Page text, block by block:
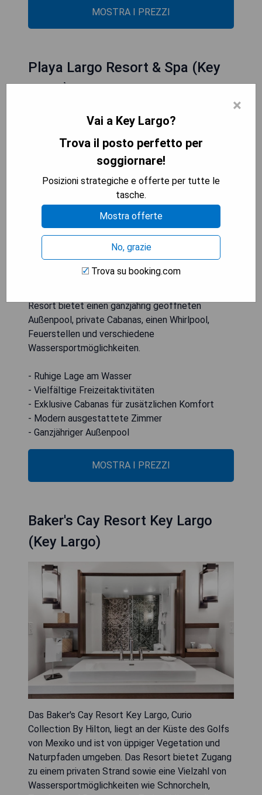
MOSTRA I PREZZI
Playa Largo Resort & Spa (Key
Largo)
Das Playa Largo Resort & Spa, Autograph
Collection, befindet sich auf 14,5 privaten
Resort bietet einen ganzjährig geöffneten
Außenpool, private Cabanas, einen Whirlpool,
Feuerstellen und verschiedene
Wassersportmöglichkeiten.
- Ruhige Lage am Wasser
- Vielfältige Freizeitaktivitäten
- Exklusive Cabanas für zusätzlichen Komfort
- Modern ausgestattete Zimmer
- Ganzjähriger Außenpool
MOSTRA I PREZZI
Baker's Cay Resort Key Largo
(Key Largo)
Das Baker's Cay Resort Key Largo, Curio
Collection By Hilton, liegt an der Küste des Golfs
von Mexiko und ist von üppiger Vegetation und
Naturpfaden umgeben. Das Resort bietet Zugang
zu einem privaten Strand sowie eine Vielzahl von
Wassersportmöglichkeiten wie Schnorcheln,
×
Vai a Key Largo?
Trova il posto perfetto per
soggiornare!
Posizioni strategiche e offerte per tutte le
tasche.
Mostra offerte
No, grazie
Trova su booking.com